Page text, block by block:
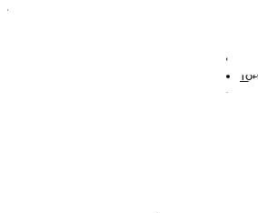
JOUW ZWANGERSCHAP